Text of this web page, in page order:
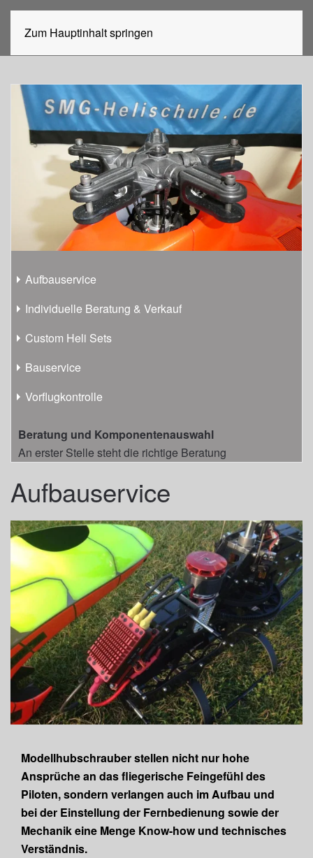
Zum Hauptinhalt springen
Aufbauservice
Individuelle Beratung & Verkauf
Custom Heli Sets
Bauservice
Vorflugkontrolle
Beratung und Komponentenauswahl
An erster Stelle steht die richtige Beratung
Aufbauservice
Modellhubschrauber stellen nicht nur hohe
Ansprüche an das fliegerische Feingefühl des
Piloten, sondern verlangen auch im Aufbau und
bei der Einstellung der Fernbedienung sowie der
Mechanik eine Menge Know-how und technisches
Verständnis.